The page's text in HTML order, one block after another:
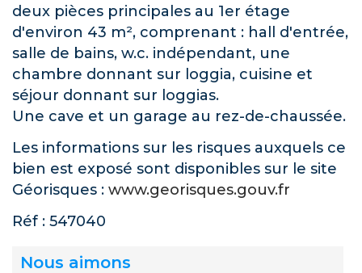
deux pièces principales au 1er étage
d'environ 43 m², comprenant : hall d'entrée,
salle de bains, w.c. indépendant, une
chambre donnant sur loggia, cuisine et
séjour donnant sur loggias.
Une cave et un garage au rez-de-chaussée.
Les informations sur les risques auxquels ce
bien est exposé sont disponibles sur le site
Géorisques : www.georisques.gouv.fr
Réf : 547040
Nous aimons